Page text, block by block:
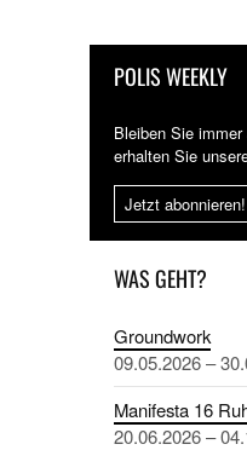
POLIS WEEKLY
Bleiben Sie
erhalten Sie
Jetzt abonnieren!
WAS GEHT?
Groundwork
09.05.2026 –
Manifesta 16
20.06.2026 –